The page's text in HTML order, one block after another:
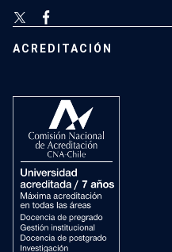
ACREDITACIÓN